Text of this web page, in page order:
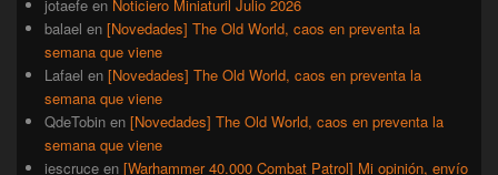
jotaefe en Noticiero Miniaturil Julio 2026
balael en [Novedades] The Old World, caos en preventa la
semana que viene
Lafael en [Novedades] The Old World, caos en preventa la
semana que viene
QdeTobin en [Novedades] The Old World, caos en preventa la
semana que viene
iescruce en [Warhammer 40.000 Combat Patrol] Mi opinión, envío